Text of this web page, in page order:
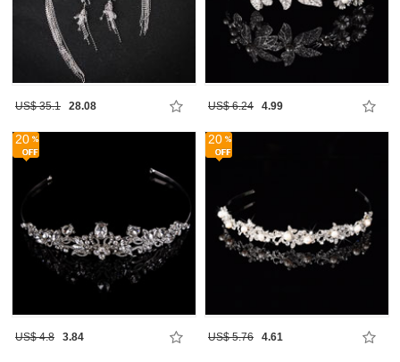
US$ 35.1 28.08 US$ 6.24 4.99
20
US$ 4.8 3.84
20
US$ 5.76 4.61